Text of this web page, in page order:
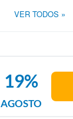
VER TODOS »
AGOSTO
19%